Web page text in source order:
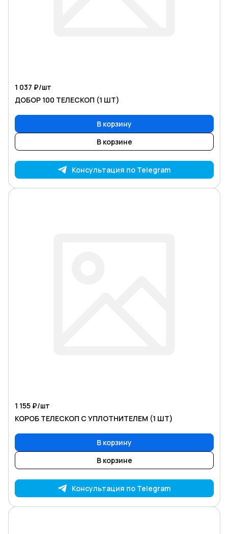
1 037 ₽/шт
ДОБОР 100 ТЕЛЕСКОП (1 ШТ)
В корзину
В корзине
Консультация по Telegram
1 155 ₽/шт
КОРОБ ТЕЛЕСКОП С УПЛОТНИТЕЛЕМ (1 ШТ)
В корзину
В корзине
Консультация по Telegram